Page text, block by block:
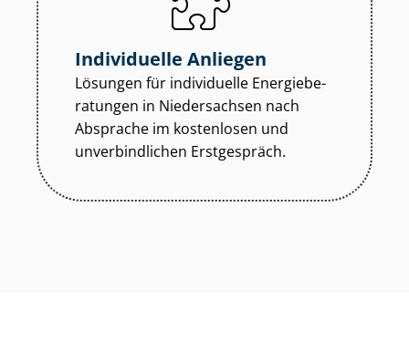
Individuelle Anliegen
Lösungen für individuelle En­er­gie­be­
ra­tun­gen in Niedersachsen nach
Absprache im kostenlosen und
unverbindlichen Erstgespräch.